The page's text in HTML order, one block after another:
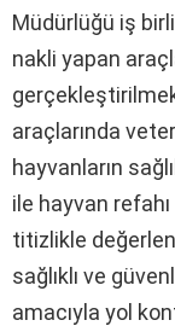
Müdürlüğü iş
nakli yapan
araçlarında
hayvanların
ile hayvan
titizlikle
sağlıklı ve
amacıyla yol